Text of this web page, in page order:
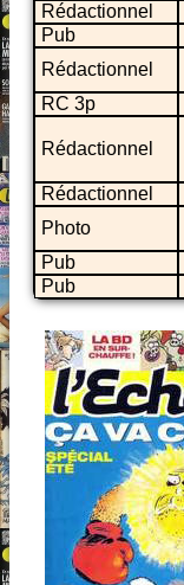
Rédactionnel
Pub
Rédactionnel
RC 3p
Rédactionnel
Rédactionnel
Photo
Pub
Pub